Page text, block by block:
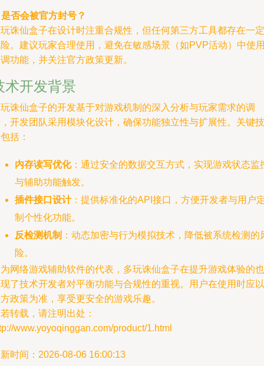
是否会被官方封号？
诛仙盒子在设计时注重合规性，但任何第三方工具都存在一定
。建议玩家合理使用，避免在敏感场景（如PVP活动）中使
功能，并关注官方政策更新。
术开发背景
诛仙盒子的开发基于对游戏机制的深入分析与玩家需求的调
开发团队采用模块化设计，确保功能独立性与扩展性。关键技
括：
内存读写优化：通过安全的数据交互方式，实现游戏状态监
与辅助功能触发。
插件接口设计：提供标准化的API接口，方便开发者与用户
制个性化功能。
反检测机制 ：动态加密与行为模拟技术，降低被系统检测的
险。
网络游戏辅助软件的代表，多玩诛仙盒子在提升游戏体验的也
了技术开发者对平衡功能与合规性的重视。用户在使用时应以
政策为准，享受更安全的游戏乐趣。
转载，请注明出处：
www.yoyoqinggan.com/product/1.html
时间：2026-08-06 16:00:13